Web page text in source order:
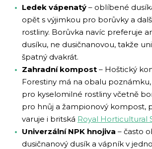
Ledek vápenatý – oblíbené
opět s výjimkou pro borůvky a
rostliny. Borůvka navíc preferuje
dusíku, ne dusičnanovou, takže
špatný dvakrát.
Zahradní kompost – Hoštický
Forestiny má na obalu
pro kyselomilné rostliny včetně
pro hnůj a žampionový kompost,
varuje i britská Royal Horticultural
Univerzální NPK hnojiva – často
dusičnanový dusík a vápník v